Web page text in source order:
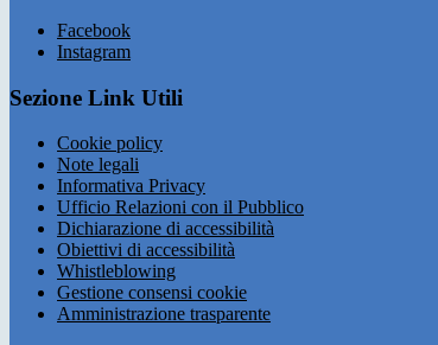
Facebook
Instagram
Sezione Link Utili
Cookie policy
Note legali
Informativa Privacy
Ufficio Relazioni con il Pubblico
Dichiarazione di accessibilità
Obiettivi di accessibilità
Whistleblowing
Gestione consensi cookie
Amministrazione trasparente